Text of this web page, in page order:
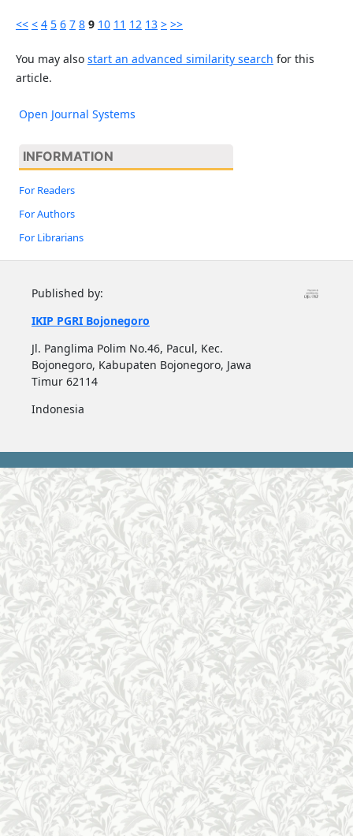
<< < 4 5 6 7 8 9 10 11 12 13 > >>
You may also start an advanced similarity search for this
article.
Open Journal Systems
INFORMATION
For Readers
For Authors
For Librarians
Published by:
IKIP PGRI Bojonegoro
Jl. Panglima Polim No.46, Pacul, Kec.
Bojonegoro, Kabupaten Bojonegoro, Jawa
Timur 62114
Indonesia